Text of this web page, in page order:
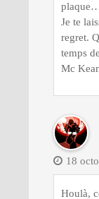
Je te
regret.
temps
Mc
18
Houlà,